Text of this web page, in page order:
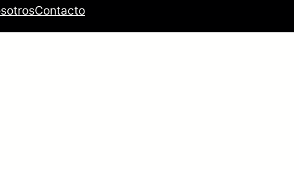
Contacto